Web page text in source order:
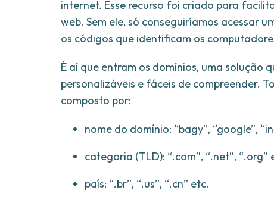
internet. Esse recurso foi criado para
web. Sem ele, só conseguiríamos acessar
os códigos que identificam os
É aí que entram os domínios, uma solução
personalizáveis e fáceis de compreender.
composto por:
nome do domínio: “bagy”, “google”,
categoria (TLD): “.com”, “.net”, “.org”
país: “.br”, “.us”, “.cn” etc.